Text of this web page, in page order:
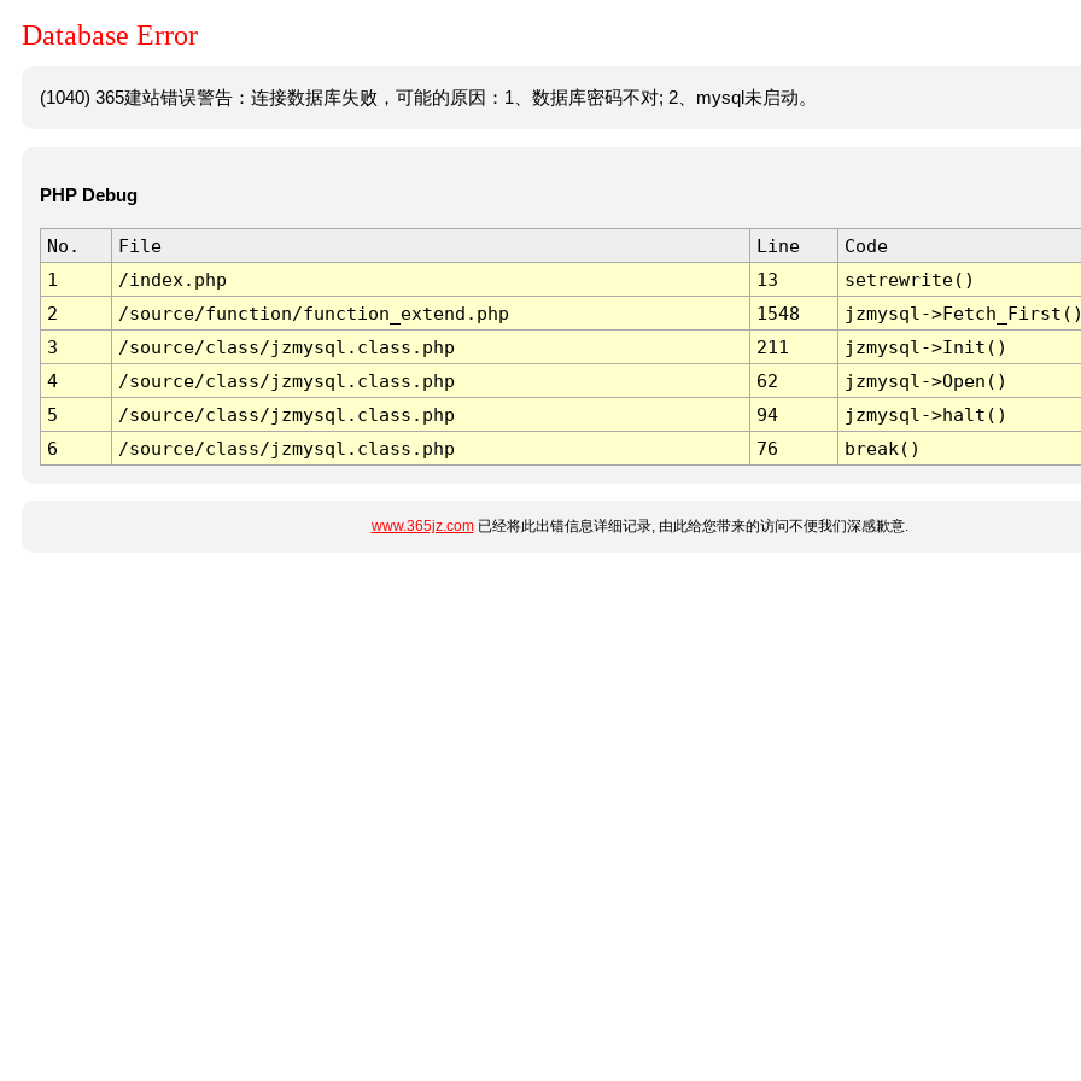
Database Error
(1040) 365建站错误警告：连接数据库失败，可能的原因：1、数据库密码不对; 2、mysql未启动。
PHP Debug
No. File Line
Code
1
/index.php 13
setrewrite()
2
/source/function/function_extend.php 1548
jzmysql-
3
/source/class/jzmysql.class.php 211
jzmysql->Init()
4
/source/class/jzmysql.class.php 62
jzmysql->Open()
5
/source/class/jzmysql.class.php 94
jzmysql->halt()
6
/source/class/jzmysql.class.php 76 break()
www.365jz.com已经将此出错信息详细记录, 由此给您带来的访问不便我们深感歉意.